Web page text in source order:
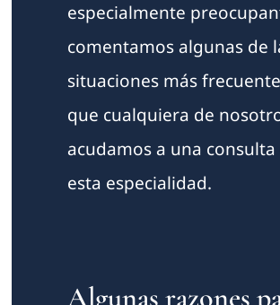
especialmente
comentamos algunas de
situaciones más
que cualquiera de
acudamos a una consulta
esta especialidad.
Algunas razones